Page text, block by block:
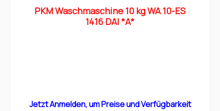
PKM Waschmaschine 10 kg WA 10-ES
1416 DAI *A*
Jetzt Anmelden, um Preise und Verfügbarkeit